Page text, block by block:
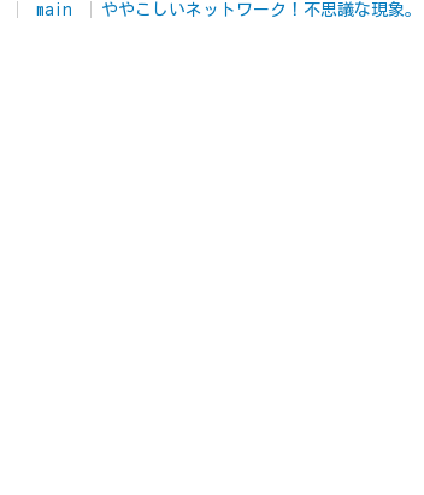
main ややこしいネットワーク！不思議な現象。